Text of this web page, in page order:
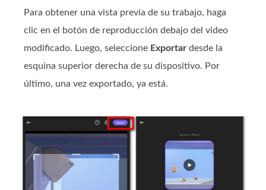
Para obtener una vista previa de su trabajo, haga
clic en el botón de reproducción debajo del video
modificado. Luego, seleccione Exportar desde la
esquina superior derecha de su dispositivo. Por
último, una vez exportado, ya está.